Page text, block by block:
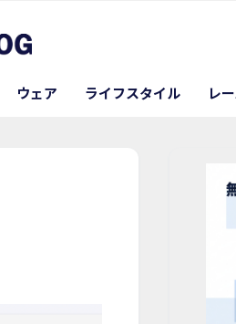
ウェア ライフスタイル レ